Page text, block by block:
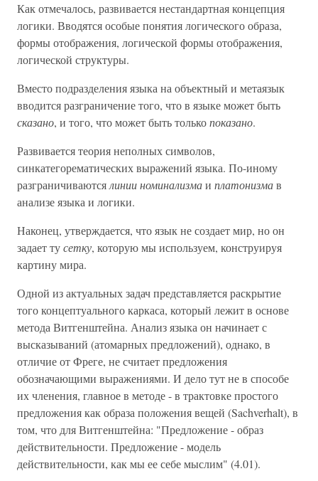
Как отмечалось, развивается нестандартная концепция
логики. Вводятся особые понятия логического образа,
формы отображения, логической формы отображения,
логической структуры.
Вместо подразделения языка на объектный и метаязык
вводится разграничение того, что в языке может быть
сказано, и того, что может быть толькопоказано.
Развивается теория неполных символов,
синкатегорематических выражений языка. По-иному
разграничиваютсялинии номинализмаи платонизмав
анализе языка и логики.
Наконец, утверждается, что язык не создает мир, но он
задает тусетку, которую мы используем, конструируя
картину мира.
Одной из актуальных задач представляется раскрытие
того концептуального каркаса, который лежит в основе
метода Витгенштейна. Анализ языка он начинает с
высказываний (атомарных предложений), однако, в
отличие от Фреге, не считает предложения
обозначающими выражениями. И дело тут не в способе
их членения, главное в методе - в трактовке простого
предложения как образа положения вещей (Sachverhalt), в
том, что для Витгенштейна: "Предложение - образ
действительности. Предложение - модель
действительности, как мы ее себе мыслим" (4.01).